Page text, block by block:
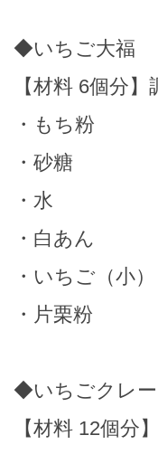
◆いちご大福
【材料 6個分
・もち
・砂
・水
・白あ
・いちご（
・片栗
◆いちごクレ
【材料 12個分